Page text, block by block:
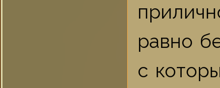
равно
с